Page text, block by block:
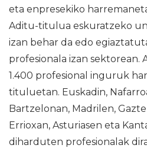
eta enpresekiko
Aditu-titulua eskuratzeko
izan behar da edo
profesionala izan sektorean.
1.400 profesional inguruk
tituluetan. Euskadin,
Bartzelonan, Madrilen,
Errioxan, Asturiasen eta
diharduten profesionalak